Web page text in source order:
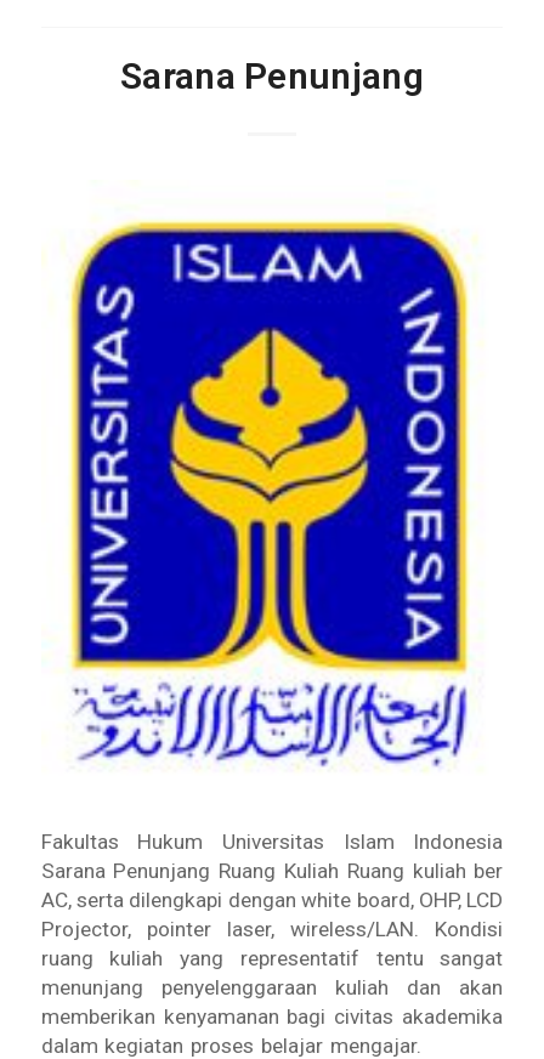
Sarana Penunjang
Fakultas Hukum Universitas Islam Indonesia
Sarana Penunjang Ruang Kuliah Ruang kuliah ber
AC, serta dilengkapi dengan white board, OHP, LCD
Projector, pointer laser, wireless/LAN. Kondisi
ruang kuliah yang representatif tentu sangat
menunjang penyelenggaraan kuliah dan akan
memberikan kenyamanan bagi civitas akademika
dalam kegiatan proses belajar mengajar.